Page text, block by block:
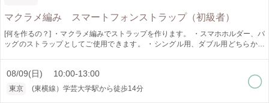
マクラメ編み スマートフォンストラップ（初級者）
[何を作るの？] ・マクラメ編みでストラップを作ります。 ・スマホホルダー、バ
ッグのストラップとしてご使用できます。 ・シングル用、ダブル用どちらか選
L.1300mm(体型に合わせてサイズは変更出来ます） [オススメポイント] ・ロープ
の色、金具の色が選べます。 ・少人数制でゆっくり教えられます。 ・好きな結
08/09(日) 10:00-13:00
東京 (東横線）学芸大学駅から徒歩14分